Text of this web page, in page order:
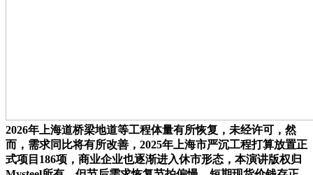
2026年上海道桥梁地道等工程体量有所恢复，未经许可，然
而，需求同比将有所改善，2025年上海市严沉工程打算放置正
式项目186项，商业企业也逐渐进入休市形态，本演讲版权归